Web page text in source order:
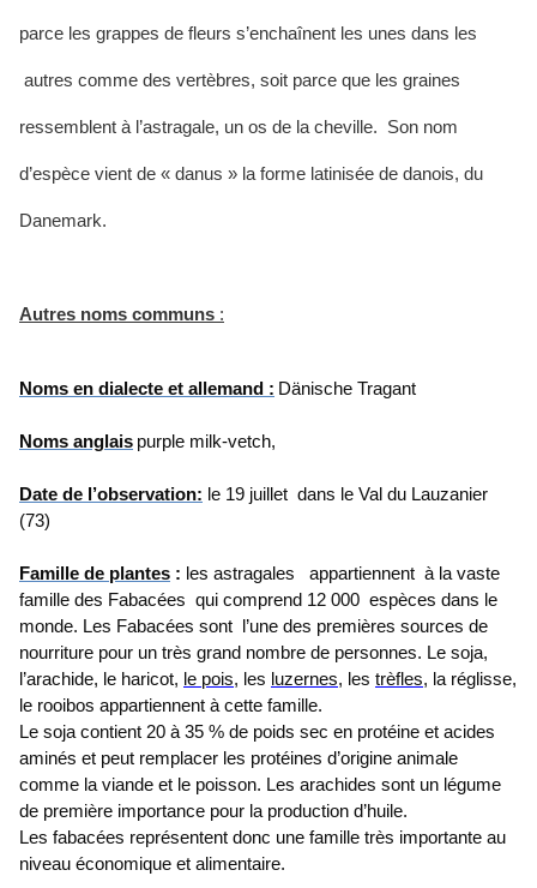
parce les grappes de fleurs s’enchaînent les unes dans les
autres comme des vertèbres, soit parce que les graines
ressemblent à l’astragale, un os de la cheville. Son nom
d’espèce vient de « danus » la forme latinisée de danois, du
Danemark.
Autres noms communs :
Noms en dialecte et allemand : Dänische Tragant
Noms anglais purple milk-vetch,
Date de l’observation: le 19 juillet dans le Val du Lauzanier
(73)
Famille de plantes : les astragales appartiennent à la vaste
famille des Fabacées qui comprend 12 000 espèces dans le
monde. Les Fabacées sont l’une des premières sources de
nourriture pour un très grand nombre de personnes. Le soja,
l’arachide, le haricot, le pois, les luzernes, les trèfles, la réglisse,
le rooibos appartiennent à cette famille.
Le soja contient 20 à 35 % de poids sec en protéine et acides
aminés et peut remplacer les protéines d’origine animale
comme la viande et le poisson. Les arachides sont un légume
de première importance pour la production d’huile.
Les fabacées représentent donc une famille très importante au
niveau économique et alimentaire.